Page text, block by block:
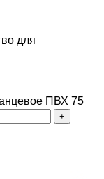
для
ПВХ 75